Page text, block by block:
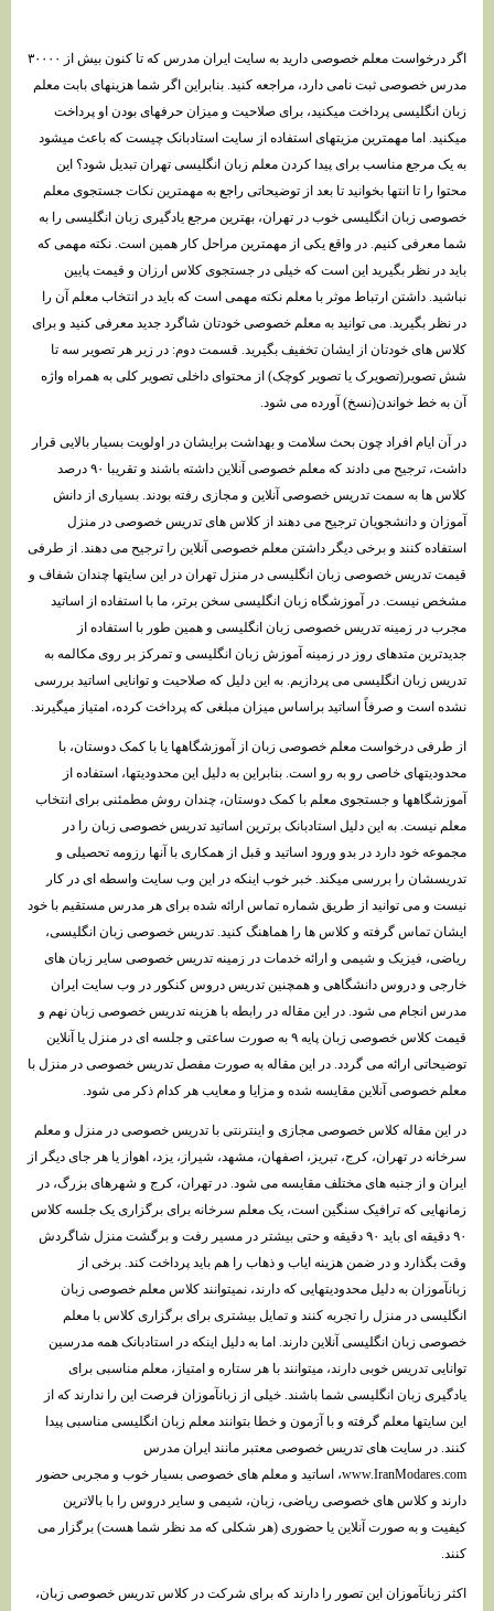
اگر درخواست معلم خصوصی دارید به سایت ایران مدرس که تا کنون بیش از ۳۰۰۰۰
مدرس خصوصی ثبت نامی دارد، مراجعه کنید. بنابراین اگر شما هزینهای بابت معلم
زبان انگلیسی پرداخت میکنید، برای صلاحیت و میزان حرفهای بودن او پرداخت
میکنید. اما مهمترین مزیتهای استفاده از سایت استادبانک چیست که باعث میشود
به یک مرجع مناسب برای پیدا کردن معلم زبان انگلیسی تهران تبدیل شود؟ این
محتوا را تا انتها بخوانید تا بعد از توضیحاتی راجع به مهمترین نکات جستجوی معلم
خصوصی زبان انگلیسی خوب در تهران، بهترین مرجع یادگیری زبان انگلیسی را به
شما معرفی کنیم. در واقع یکی از مهمترین مراحل کار همین است. نکته مهمی که
باید در نظر بگیرید این است که خیلی در جستجوی کلاس ارزان و قیمت پایین
نباشید. داشتن ارتباط موثر با معلم نکته مهمی است که باید در انتخاب معلم آن را
در نظر بگیرید. می توانید به معلم خصوصی خودتان شاگرد جدید معرفی کنید و برای
کلاس های خودتان از ایشان تخفیف بگیرید. قسمت دوم: در زیر هر تصویر سه تا
شش تصویر(تصویرک یا تصویر کوچک) از محتوای داخلی تصویر کلی به همراه واژه
آن به خط خواندن(نسخ) آورده می شود.
در آن ایام افراد چون بحث سلامت و بهداشت برایشان در اولویت بسیار بالایی قرار
داشت، ترجیح می دادند که معلم خصوصی آنلاین داشته باشند و تقریبا ۹۰ درصد
کلاس ها به سمت تدریس خصوصی آنلاین و مجازی رفته بودند. بسیاری از دانش
آموزان و دانشجویان ترجیح می دهند از کلاس های تدریس خصوصی در منزل
استفاده کنند و برخی دیگر داشتن معلم خصوصی آنلاین را ترجیح می دهند. از طرفی
قیمت تدریس خصوصی زبان انگلیسی در منزل تهران در این سایتها چندان شفاف و
مشخص نیست. در آموزشگاه زبان انگلیسی سخن برتر، ما با استفاده از اساتید
مجرب در زمینه تدریس خصوصی زبان انگلیسی و همین طور با استفاده از
جدیدترین متدهای روز در زمینه آموزش زبان انگلیسی و تمرکز بر روی مکالمه به
تدریس زبان انگلیسی می پردازیم. به این دلیل که صلاحیت و توانایی اساتید بررسی
نشده است و صرفاً اساتید براساس میزان مبلغی که پرداخت کرده، امتیاز میگیرند.
از طرفی درخواست معلم خصوصی زبان از آموزشگاهها یا با کمک دوستان، با
محدودیتهای خاصی رو به رو است. بنابراین به دلیل این محدودیتها، استفاده از
آموزشگاهها و جستجوی معلم با کمک دوستان، چندان روش مطمئنی برای انتخاب
معلم نیست. به این دلیل استادبانک برترین اساتید تدریس خصوصی زبان را در
مجموعه خود دارد در بدو ورود اساتید و قبل از همکاری با آنها رزومه تحصیلی و
تدریسشان را بررسی میکند. خبر خوب اینکه در این وب سایت واسطه ای در کار
نیست و می توانید از طریق شماره تماس ارائه شده برای هر مدرس مستقیم با خود
ایشان تماس گرفته و کلاس ها را هماهنگ کنید. تدریس خصوصی زبان انگلیسی،
ریاضی، فیزیک و شیمی و ارائه خدمات در زمینه تدریس خصوصی سایر زبان های
خارجی و دروس دانشگاهی و همچنین تدریس دروس کنکور در وب سایت ایران
مدرس انجام می شود. در این مقاله در رابطه با هزینه تدریس خصوصی زبان نهم و
قیمت کلاس خصوصی زبان پایه ۹ به صورت ساعتی و جلسه ای در منزل یا آنلاین
توضیحاتی ارائه می گردد. در این مقاله به صورت مفصل تدریس خصوصی در منزل با
معلم خصوصی آنلاین مقایسه شده و مزایا و معایب هر کدام ذکر می شود.
در این مقاله کلاس خصوصی مجازی و اینترنتی با تدریس خصوصی در منزل و معلم
سرخانه در تهران، کرج، تبریز، اصفهان، مشهد، شیراز، یزد، اهواز یا هر جای دیگر از
ایران و از جنبه های مختلف مقایسه می شود. در تهران، کرج و شهرهای بزرگ، در
زمانهایی که ترافیک سنگین است، یک معلم سرخانه برای برگزاری یک جلسه کلاس
۹۰ دقیقه ای باید ۹۰ دقیقه و حتی بیشتر در مسیر رفت و برگشت منزل شاگردش
وقت بگذارد و در ضمن هزینه ایاب و ذهاب را هم باید پرداخت کند. برخی از
زبانآموزان به دلیل محدودیتهایی که دارند، نمیتوانند کلاس معلم خصوصی زبان
انگلیسی در منزل را تجربه کنند و تمایل بیشتری برای برگزاری کلاس با معلم
خصوصی زبان انگلیسی آنلاین دارند. اما به دلیل اینکه در استادبانک همه مدرسین
توانایی تدریس خوبی دارند، میتوانند با هر ستاره و امتیاز، معلم مناسبی برای
یادگیری زبان انگلیسی شما باشند. خیلی از زبانآموزان فرصت این را ندارند که از
این سایتها معلم گرفته و با آزمون و خطا بتوانند معلم زبان انگلیسی مناسبی پیدا
کنند. در سایت های تدریس خصوصی معتبر مانند ایران مدرس
www.IranModares.com، اساتید و معلم های خصوصی بسیار خوب و مجربی حضور
دارند و کلاس های خصوصی ریاضی، زبان، شیمی و سایر دروس را با بالاترین
کیفیت و به صورت آنلاین یا حضوری (هر شکلی که مد نظر شما هست) برگزار می
کنند.
اکثر زبانآموزان این تصور را دارند که برای شرکت در کلاس تدریس خصوصی زبان،